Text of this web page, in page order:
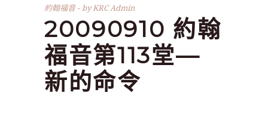
約翰福音 byKRC Admin
20090910 約翰
福音第113堂—
新的命令